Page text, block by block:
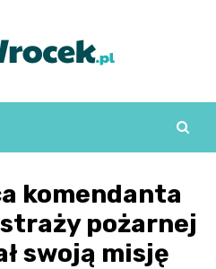
komendanta
pożarnej
swoją misję